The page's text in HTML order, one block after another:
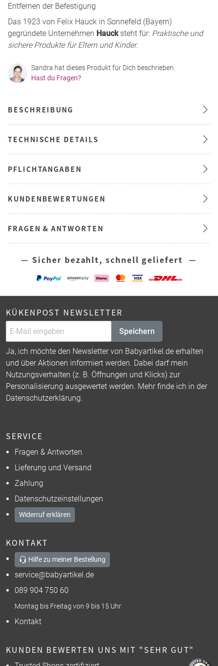
Entfernen der Befestigung
Das 1923 von Felix Hauck in Sonnefeld (Bayern)
gegründete Unternehmen Haucksteht für: Praktische und
sichere Produkte für Eltern und Kinder.
Sandra hat dieses Produkt für Dich beschrieben.
Hast du Fragen?
BESCHREIBUNG
TECHNISCHE DETAILS
PFLICHTANGABEN
KUNDENBEWERTUNGEN
FRAGEN & ANTWORTEN
— Sicher bezahlt, schnell geliefert —
KÜKENPOST NEWSLETTER
Speichern
Ja, ich möchte den Newsletter von Babyartikel.de erhalten
und über Aktionen informiert werden. Dabei darf mein
Nutzungsverhalten (z. B. Öffnungen und Klicks) zur
Personalisierung ausgewertet werden. Mehr finde ich in der
Datenschutzerklärung.
SERVICE
Fragen & Antworten
Lieferung und Versand
Zahlung
Datenschutzeinstellungen
Widerruf erklären
KONTAKT
Hilfe zu meiner Bestellung
service@babyartikel.de
089 904 750 60
Montag bis Freitag von 9 bis 15 Uhr
Kontakt
KUNDEN BEWERTEN UNS MIT "SEHR GUT"